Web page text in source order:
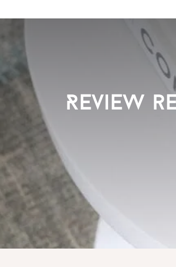
Review